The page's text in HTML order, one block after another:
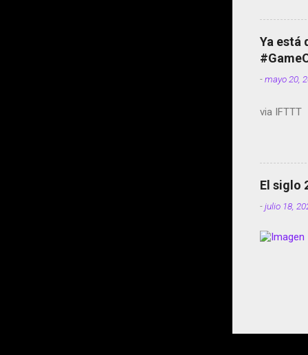
Ya está
-mayo 20,
via IFTTT
El siglo
-julio 18,